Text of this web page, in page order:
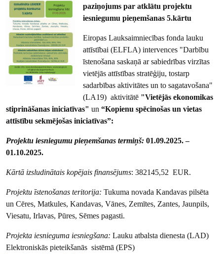
paziņojums par atklātu projektu
iesniegumu pieņemšanas 5.kārtu
Eiropas Lauksaimniecības fonda lauku
attīstībai (ELFLA) intervences "Darbību
īstenošana saskaņā ar sabiedrības virzītas
vietējās attīstības stratēģiju, tostarp
sadarbības aktivitātes un to sagatavošana"
(LA19) aktivitātē "Vietējās ekonomikas
stiprināšanas iniciatīvas" un“Kopienu spēcinošas un vietas
attīstību sekmējošas iniciatīvas”:
Projektu iesniegumu pieņemšanas termiņš: 01.09.2025. –
01.10.2025.
Kārtā izsludinātais kopējais finansējums: 382145,52 EUR.
Projektu īstenošanas teritorija: Tukuma novada Kandavas pilsēta
un Cēres, Matkules, Kandavas, Vānes, Zemītes, Zantes, Jaunpils,
Viesatu, Irlavas, Pūres, Sēmes pagasti.
Projekta iesnieguma iesniegšana: Lauku atbalsta dienesta (LAD)
Elektroniskās pieteikšanās sistēmā (EPS)